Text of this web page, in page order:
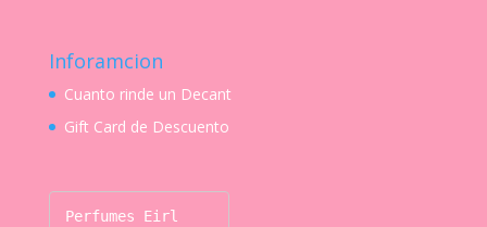
Inforamcion
Cuanto rinde un Decant
Gift Card de Descuento
Perfumes Eirl